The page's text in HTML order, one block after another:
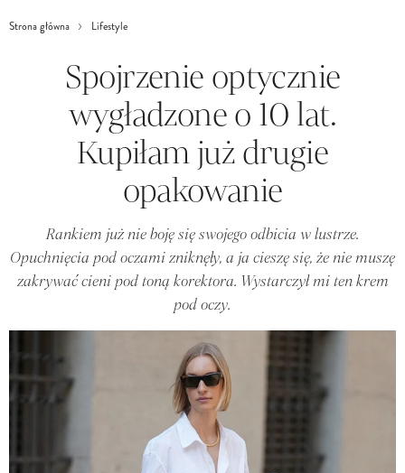
Strona główna Lifestyle
Spojrzenie optycznie
wygładzone o 10 lat.
Kupiłam już drugie
opakowanie
Rankiem już nie boję się swojego odbicia w lustrze.
Opuchnięcia pod oczami zniknęły, a ja cieszę się, że nie muszę
zakrywać cieni pod toną korektora. Wystarczył mi ten krem
pod oczy.